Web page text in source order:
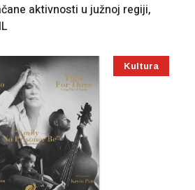
aktivnosti u južnoj regiji,
Kultura